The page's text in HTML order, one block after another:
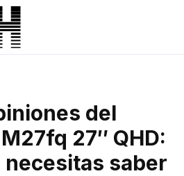
del
27″ QHD:
necesitas saber